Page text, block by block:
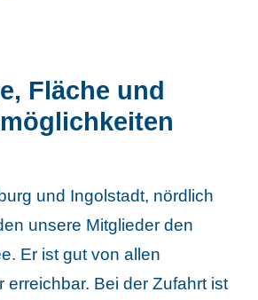
Fläche und
und Ingolstadt, nördlich
unsere Mitglieder den
Er ist gut von allen
erreichbar. Bei der Zufahrt ist